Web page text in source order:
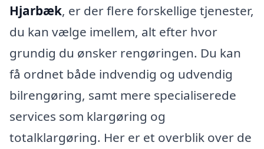
Hjarbæk, er der flere forskellige tjenester,
du kan vælge imellem, alt efter hvor
grundig du ønsker rengøringen. Du kan
få ordnet både indvendig og udvendig
bilrengøring, samt mere specialiserede
services som klargøring og
totalklargøring. Her er et overblik over de